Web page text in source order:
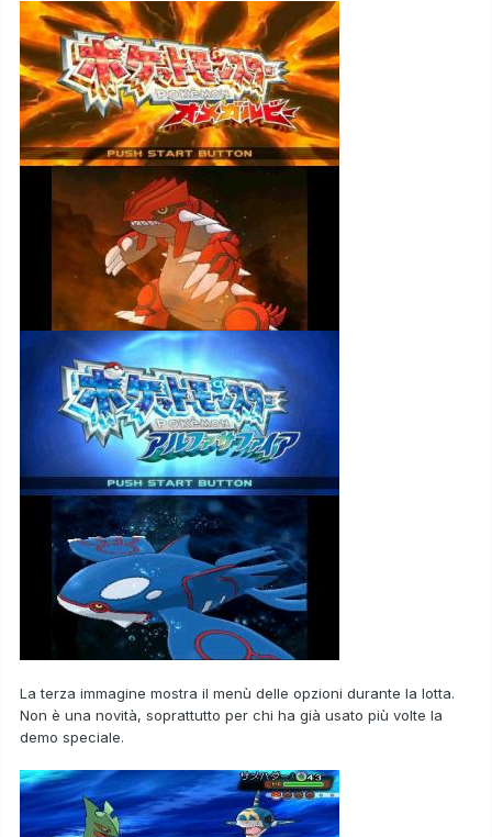
La terza immagine mostra il menù delle opzioni durante la lotta.
Non è una novità, soprattutto per chi ha già usato più volte la
demo speciale.